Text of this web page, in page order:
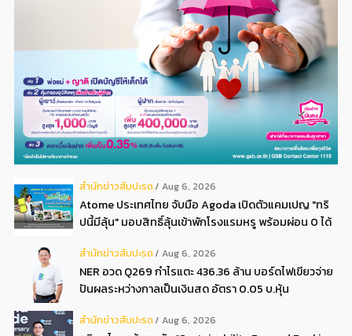
สํานักข่าวสับปะรด Aug 6, 2026
Atome ประเทศไทย จับมือ Agoda เปิดตัวแคมเปญ "ทริ
ปนี้มีลุ้น" มอบสิทธิ์ลุ้นเข้าพักโรงแรมหรู พร้อมผ่อน 0 ได้
สํานักข่าวสับปะรด Aug 6, 2026
NER อวด Q269 กำไรแตะ 436.36 ล้าน บอร์ดไฟเขียวจ่าย
ปันผลระหว่างกาลเป็นเงินสด อัตรา 0.05 บ.หุ้น
สํานักข่าวสับปะรด Aug 6, 2026